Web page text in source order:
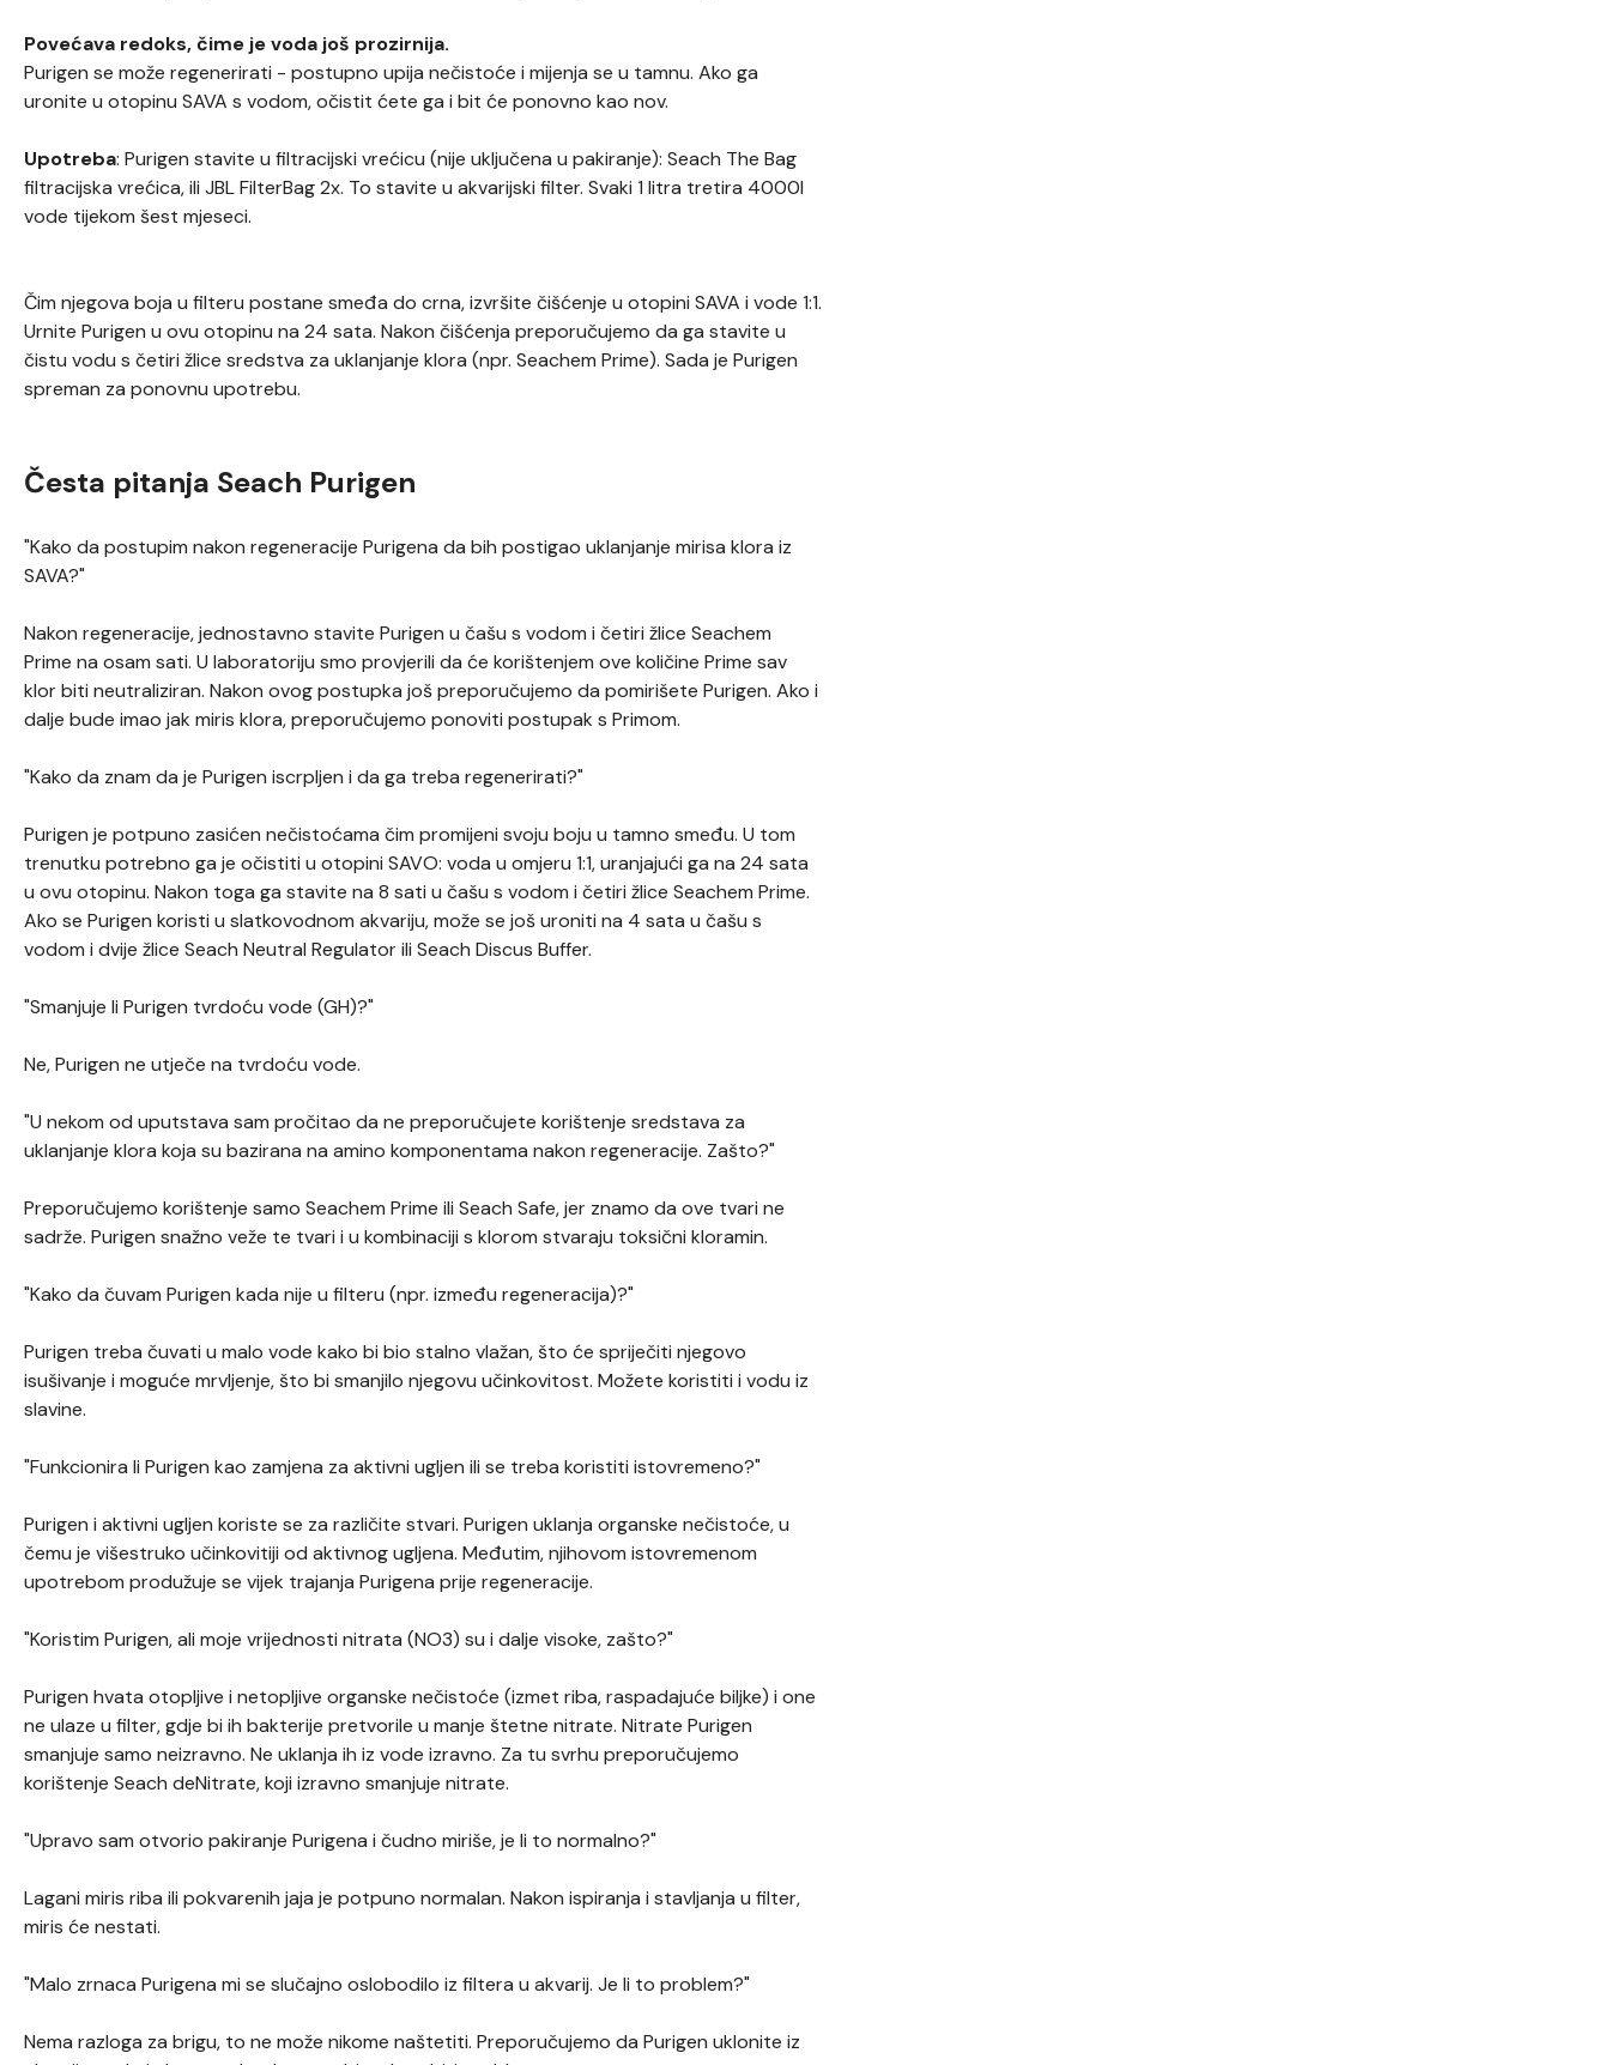
Povećava redoks, čime je voda još prozirnija.
Purigen se može regenerirati - postupno upija nečistoće i mijenja se u tamnu. Ako ga
uronite u otopinu SAVA s vodom, očistit ćete ga i bit će ponovno kao nov.
Upotreba: Purigen stavite u filtracijski vrećicu (nije uključena u pakiranje): Seach The Bag
filtracijska vrećica, ili JBL FilterBag 2x. To stavite u akvarijski filter. Svaki 1 litra tretira 4000l
vode tijekom šest mjeseci.
Čim njegova boja u filteru postane smeđa do crna, izvršite čišćenje u otopini SAVA i vode 1:1.
Urnite Purigen u ovu otopinu na 24 sata. Nakon čišćenja preporučujemo da ga stavite u
čistu vodu s četiri žlice sredstva za uklanjanje klora (npr. Seachem Prime). Sada je Purigen
spreman za ponovnu upotrebu.
Česta pitanja Seach Purigen
"Kako da postupim nakon regeneracije Purigena da bih postigao uklanjanje mirisa klora iz
SAVA?"
Nakon regeneracije, jednostavno stavite Purigen u čašu s vodom i četiri žlice Seachem
Prime na osam sati. U laboratoriju smo provjerili da će korištenjem ove količine Prime sav
klor biti neutraliziran. Nakon ovog postupka još preporučujemo da pomirišete Purigen. Ako i
dalje bude imao jak miris klora, preporučujemo ponoviti postupak s Primom.
"Kako da znam da je Purigen iscrpljen i da ga treba regenerirati?"
Purigen je potpuno zasićen nečistoćama čim promijeni svoju boju u tamno smeđu. U tom
trenutku potrebno ga je očistiti u otopini SAVO: voda u omjeru 1:1, uranjajući ga na 24 sata
u ovu otopinu. Nakon toga ga stavite na 8 sati u čašu s vodom i četiri žlice Seachem Prime.
Ako se Purigen koristi u slatkovodnom akvariju, može se još uroniti na 4 sata u čašu s
vodom i dvije žlice Seach Neutral Regulator ili Seach Discus Buffer.
"Smanjuje li Purigen tvrdoću vode (GH)?"
Ne, Purigen ne utječe na tvrdoću vode.
"U nekom od uputstava sam pročitao da ne preporučujete korištenje sredstava za
uklanjanje klora koja su bazirana na amino komponentama nakon regeneracije. Zašto?"
Preporučujemo korištenje samo Seachem Prime ili Seach Safe, jer znamo da ove tvari ne
sadrže. Purigen snažno veže te tvari i u kombinaciji s klorom stvaraju toksični kloramin.
"Kako da čuvam Purigen kada nije u filteru (npr. između regeneracija)?"
Purigen treba čuvati u malo vode kako bi bio stalno vlažan, što će spriječiti njegovo
isušivanje i moguće mrvljenje, što bi smanjilo njegovu učinkovitost. Možete koristiti i vodu iz
slavine.
"Funkcionira li Purigen kao zamjena za aktivni ugljen ili se treba koristiti istovremeno?"
Purigen i aktivni ugljen koriste se za različite stvari. Purigen uklanja organske nečistoće, u
čemu je višestruko učinkovitiji od aktivnog ugljena. Međutim, njihovom istovremenom
upotrebom produžuje se vijek trajanja Purigena prije regeneracije.
"Koristim Purigen, ali moje vrijednosti nitrata (NO3) su i dalje visoke, zašto?"
Purigen hvata otopljive i netopljive organske nečistoće (izmet riba, raspadajuće biljke) i one
ne ulaze u filter, gdje bi ih bakterije pretvorile u manje štetne nitrate. Nitrate Purigen
smanjuje samo neizravno. Ne uklanja ih iz vode izravno. Za tu svrhu preporučujemo
korištenje Seach deNitrate, koji izravno smanjuje nitrate.
"Upravo sam otvorio pakiranje Purigena i čudno miriše, je li to normalno?"
Lagani miris riba ili pokvarenih jaja je potpuno normalan. Nakon ispiranja i stavljanja u filter,
miris će nestati.
"Malo zrnaca Purigena mi se slučajno oslobodilo iz filtera u akvarij. Je li to problem?"
Nema razloga za brigu, to ne može nikome naštetiti. Preporučujemo da Purigen uklonite iz